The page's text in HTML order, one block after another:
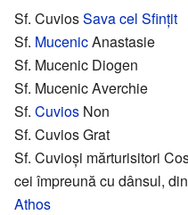
Sf. CuviosSava cel Sfințit
Sf. MucenicAnastasie
Sf. Mucenic Diogen
Sf. Mucenic Averchie
Sf. Cuvios Non
Sf. Cuvios Grat
Sf. Cuvioși mărturisitori
cei împreună cu dânsul, din
Athos